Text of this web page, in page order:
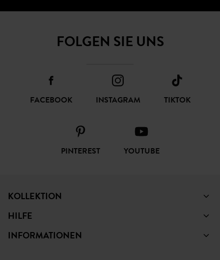
FOLGEN SIE UNS
FACEBOOK INSTAGRAM TIKTOK
PINTEREST YOUTUBE
KOLLEKTION
HILFE
INFORMATIONEN